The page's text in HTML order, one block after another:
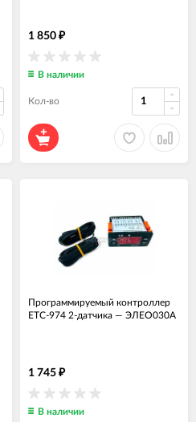
1 850 ₽
В наличии
Кол-во
Программируемый контроллер
ETC-974 2-датчика — ЭЛЕО030А
1 745 ₽
В наличии